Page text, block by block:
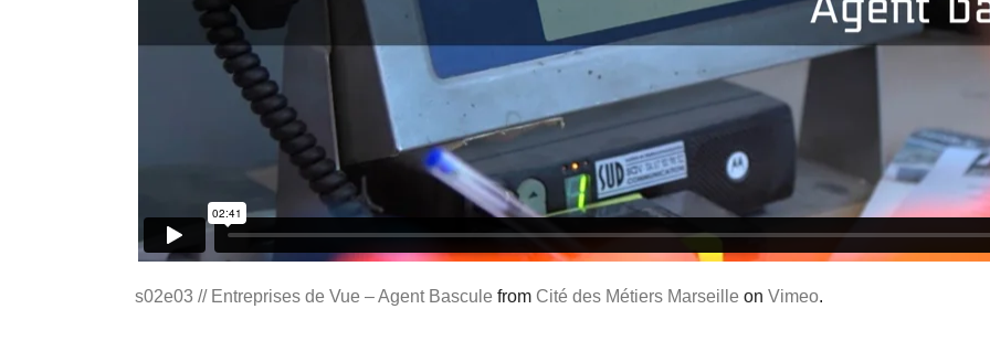
s02e03 // Entreprises de Vue – Agent Bascule from Cité des Métiers Marseille on Vimeo.